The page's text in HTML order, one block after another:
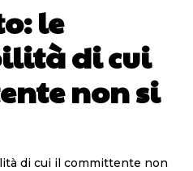
le
di cui
non si
di cui il committente non